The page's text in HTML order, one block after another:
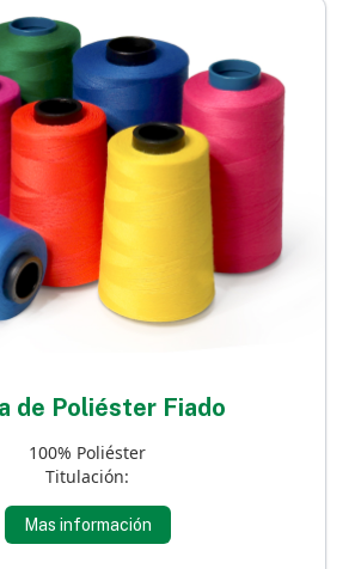
de Poliéster Fiado
100% Poliéster
Titulación:
Mas información